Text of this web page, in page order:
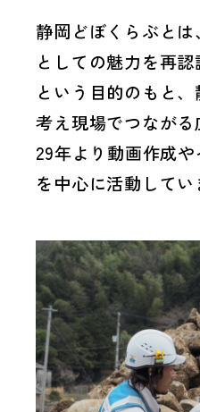
施設運営
ConTech
メディアのお問
静岡どぼくらぶと
としての魅力を再
という目的のもと
考え現場でつなが
29年より動画作成
を中心に活動してい